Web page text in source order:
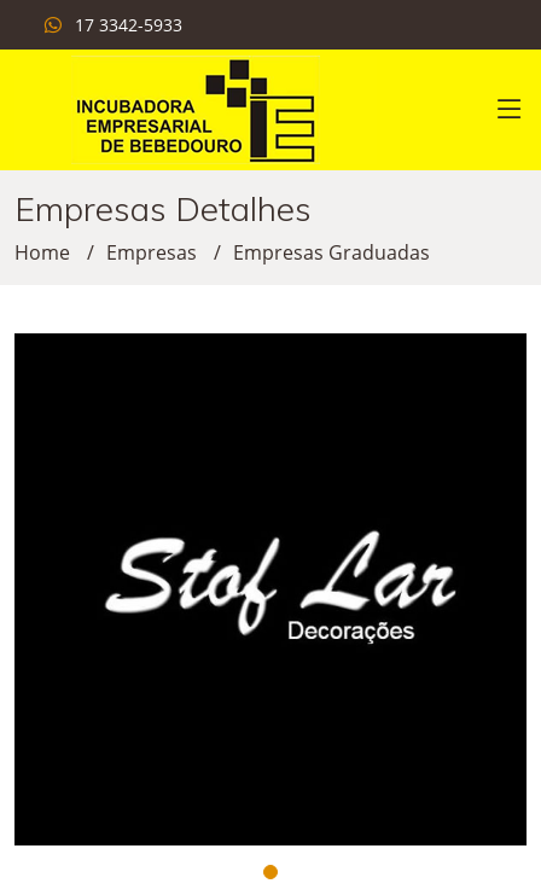
17 3342-5933
Empresas Detalhes
Home Empresas Empresas Graduadas